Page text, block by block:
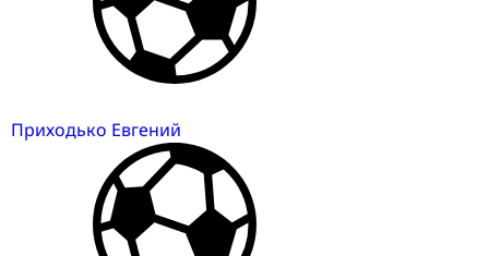
Приходько Евгений